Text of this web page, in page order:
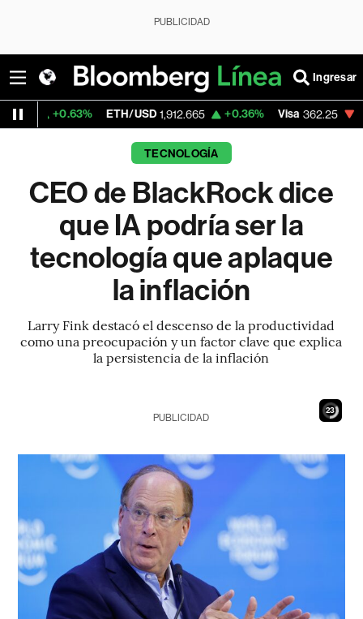
PUBLICIDAD
Ingresar
ETH/USD 1,912.665 +0.36% Visa 362.25 -2.22%
TECNOLOGÍA
CEO de BlackRock dice
que IA podría ser la
tecnología que aplaque
la inflación
Larry Fink destacó el descenso de la productividad
como una preocupación y un factor clave que explica
la persistencia de la inflación
22
PUBLICIDAD